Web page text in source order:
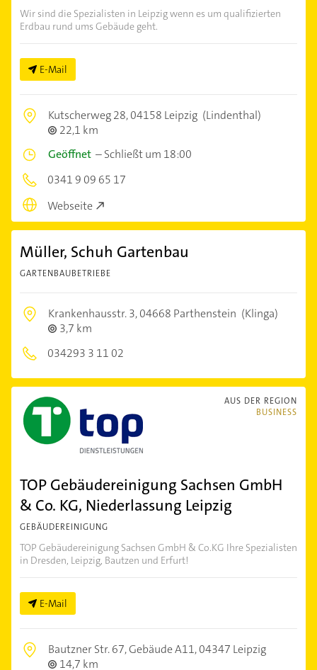
Wir sind die Spezialisten in Leipzig wenn es um qualifizierten
Erdbau rund ums Gebäude geht.
E-Mail
Kutscherweg 28,04158 Leipzig (Lindenthal)
22,1 km
Geöffnet –Schließt um 18:00
0341 9 09 65 17
Webseite
Müller, Schuh Gartenbau
GARTENBAUBETRIEBE
Krankenhausstr. 3,04668 Parthenstein (Klinga)
3,7 km
034293 3 11 02
AUS DER REGION
BUSINESS
TOP Gebäudereinigung Sachsen GmbH
& Co. KG, Niederlassung Leipzig
GEBÄUDEREINIGUNG
TOP Gebäudereinigung Sachsen GmbH & Co.KG Ihre Spezialisten
in Dresden, Leipzig, Bautzen und Erfurt!
E-Mail
Bautzner Str. 67, Gebäude A11,04347 Leipzig
14,7 km